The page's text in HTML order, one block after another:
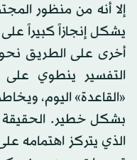
إلا أنه من منظور
يشكل إنجازاً كبيراً
أخرى على الطريق نحو
التفسير ينطوي
«القاعدة» اليوم،
بشكل خطير. الحقيقة
الذي يتركز اهتمامه